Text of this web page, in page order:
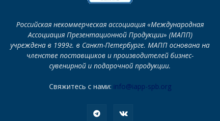
Российская некоммерческая ассоциация «Международная
Ассоциация Презентационной Продукции» (МАПП)
учреждена в 1999г. в Санкт-Петербурге. МАПП основана на
членстве поставщиков и производителей бизнес-
сувенирной и подарочной продукции.
Свяжитесь с нами: info@iapp-spb.org